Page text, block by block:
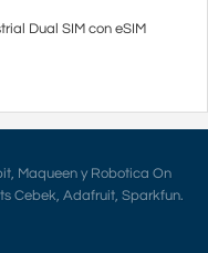
Dual SIM con eSIM
Maqueen y Robotica On
Cebek, Adafruit, Sparkfun.